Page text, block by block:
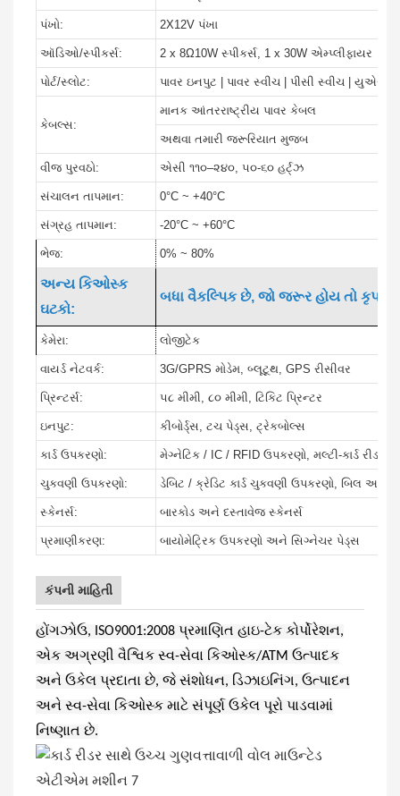
પંખો: 2X12V પંખા
ઑડિઓ/સ્પીકર્સ: 2 x 8Ω10W સ્પીકર્સ, 1 x 30W એમ્પ્લીફાયર
પોર્ટ/સ્લોટ: પાવર ઇનપુટ | પાવર સ્વીચ | પીસી સ્વીચ |
કેબલ્સ:
માનક આંતરરાષ્ટ્રીય પાવર કેબલ
અથવા તમારી જરૂરિયાત મુજબ
વીજ પુરવઠો: એસી ૧૧૦–૨૪૦, ૫૦-૬૦ હર્ટ્ઝ
સંચાલન તાપમાન: 0°C ~ +40°C
સંગ્રહ તાપમાન: -20°C ~ +60°C
ભેજ: 0% ~ 80%
અન્ય કિઓસ્ક
ઘટકો:
બધા વૈકલ્પિક છે, જો જરૂર હોય તો કૃપા
કેમેરા: લોજીટેક
વાયર્ડ નેટવર્ક: 3G/GPRS મોડેમ, બ્લૂટૂથ, GPS રીસીવર
પ્રિન્ટર્સ: ૫૮ મીમી, ૮૦ મીમી, ટિકિટ પ્રિન્ટર
ઇનપુટ: કીબોર્ડ્સ, ટચ પેડ્સ, ટ્રેકબોલ્સ
કાર્ડ ઉપકરણો: મેગ્નેટિક / IC / RFID ઉપકરણો, મલ્ટી-કાર્ડ રીડર
ચુકવણી ઉપકરણો: ડેબિટ / ક્રેડિટ કાર્ડ ચુકવણી ઉપકરણો, બિલ અને
સ્કેનર્સ: બારકોડ અને દસ્તાવેજ સ્કેનર્સ
પ્રમાણીકરણ: બાયોમેટ્રિક ઉપકરણો અને સિગ્નેચર પેડ્સ
કંપની માહિતી
હોંગઝોઉ, ISO9001:2008 પ્રમાણિત હાઇ-ટેક કોર્પોરેશન,
એક અગ્રણી વૈશ્વિક સ્વ-સેવા કિઓસ્ક/ATM ઉત્પાદક
અને ઉકેલ પ્રદાતા છે, જે સંશોધન, ડિઝાઇનિંગ, ઉત્પાદન
અને સ્વ-સેવા કિઓસ્ક માટે સંપૂર્ણ ઉકેલ પૂરો પાડવામાં
નિષ્ણાત છે.